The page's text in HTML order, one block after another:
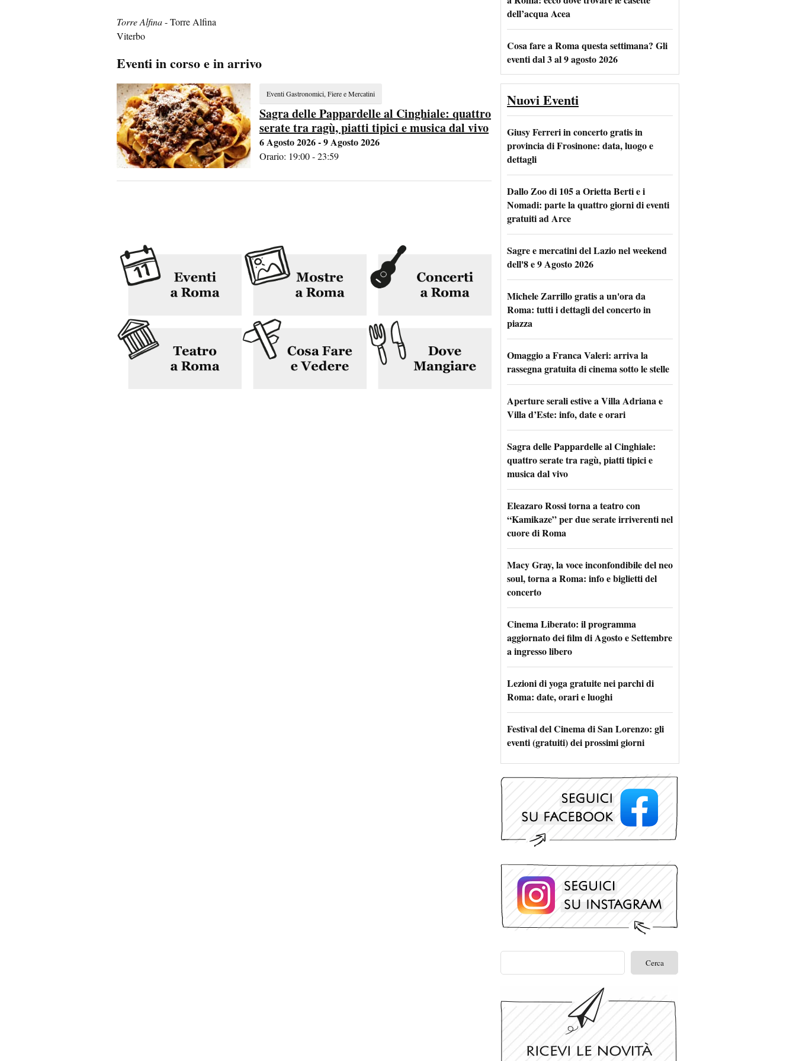
Torre Alfina- Torre Alfina
Viterbo
Eventi in corso e in arrivo
Eventi Gastronomici, Fiere e Mercatini
Sagra delle Pappardelle al Cinghiale: quattro
serate tra ragù, piatti tipici e musica dal vivo
6 Agosto 2026 - 9 Agosto 2026
Orario: 19:00 - 23:59
dell’acqua Acea
Cosa fare a Roma questa settimana? Gli
eventi dal 3 al 9 agosto 2026
Nuovi Eventi
Giusy Ferreri in concerto gratis in
provincia di Frosinone: data, luogo e
dettagli
Dallo Zoo di 105 a Orietta Berti e i
Nomadi: parte la quattro giorni di eventi
gratuiti ad Arce
Sagre e mercatini del Lazio nel weekend
dell'8 e 9 Agosto 2026
Michele Zarrillo gratis a un'ora da
Roma: tutti i dettagli del concerto in
piazza
Omaggio a Franca Valeri: arriva la
rassegna gratuita di cinema sotto le stelle
Aperture serali estive a Villa Adriana e
Villa d’Este: info, date e orari
Sagra delle Pappardelle al Cinghiale:
quattro serate tra ragù, piatti tipici e
musica dal vivo
Eleazaro Rossi torna a teatro con
“Kamikaze” per due serate irriverenti nel
cuore di Roma
Macy Gray, la voce inconfondibile del neo
soul, torna a Roma: info e biglietti del
concerto
Cinema Liberato: il programma
aggiornato dei film di Agosto e Settembre
a ingresso libero
Lezioni di yoga gratuite nei parchi di
Roma: date, orari e luoghi
Festival del Cinema di San Lorenzo: gli
eventi (gratuiti) dei prossimi giorni